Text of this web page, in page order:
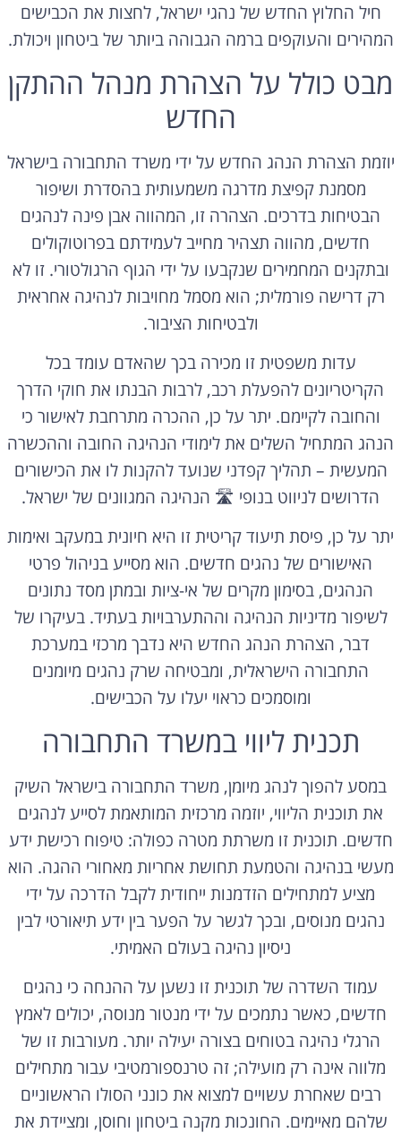
חיל החלוץ החדש של נהגי ישראל, לחצות את הכבישים
המהירים והעוקפים ברמה הגבוהה ביותר של ביטחון ויכולת.
מבט כולל על הצהרת מנהל ההתקן
החדש
יוזמת הצהרת הנהג החדש על ידי משרד התחבורה בישראל
מסמנת קפיצת מדרגה משמעותית בהסדרת ושיפור
הבטיחות בדרכים. הצהרה זו, המהווה אבן פינה לנהגים
חדשים, מהווה תצהיר מחייב לעמידתם בפרוטוקולים
ובתקנים המחמירים שנקבעו על ידי הגוף הרגולטורי. זו לא
רק דרישה פורמלית; הוא מסמל מחויבות לנהיגה אחראית
ולבטיחות הציבור.
עדות משפטית זו מכירה בכך שהאדם עומד בכל
הקריטריונים להפעלת רכב, לרבות הבנתו את חוקי הדרך
והחובה לקיימם. יתר על כן, ההכרה מתרחבת לאישור כי
הנהג המתחיל השלים את לימודי הנהיגה החובה וההכשרה
המעשית – תהליך קפדני שנועד להקנות לו את הכישורים
הדרושים לניווט בנופי 🛣️ הנהיגה המגוונים של ישראל.
יתר על כן, פיסת תיעוד קריטית זו היא חיונית במעקב ואימות
האישורים של נהגים חדשים. הוא מסייע בניהול פרטי
הנהגים, בסימון מקרים של אי-ציות ובמתן מסד נתונים
לשיפור מדיניות הנהיגה וההתערבויות בעתיד. בעיקרו של
דבר, הצהרת הנהג החדש היא נדבך מרכזי במערכת
התחבורה הישראלית, ומבטיחה שרק נהגים מיומנים
ומוסמכים כראוי יעלו על הכבישים.
תכנית ליווי במשרד התחבורה
במסע להפוך לנהג מיומן, משרד התחבורה בישראל השיק
את תוכנית הליווי, יוזמה מרכזית המותאמת לסייע לנהגים
חדשים. תוכנית זו משרתת מטרה כפולה: טיפוח רכישת ידע
מעשי בנהיגה והטמעת תחושת אחריות מאחורי ההגה. הוא
מציע למתחילים הזדמנות ייחודית לקבל הדרכה על ידי
נהגים מנוסים, ובכך לגשר על הפער בין ידע תיאורטי לבין
ניסיון נהיגה בעולם האמיתי.
עמוד השדרה של תוכנית זו נשען על ההנחה כי נהגים
חדשים, כאשר נתמכים על ידי מנטור מנוסה, יכולים לאמץ
הרגלי נהיגה בטוחים בצורה יעילה יותר. מעורבות זו של
מלווה אינה רק מועילה; זה טרנספורמטיבי עבור מתחילים
רבים שאחרת עשויים למצוא את כונני הסולו הראשוניים
שלהם מאיימים. החונכות מקנה ביטחון וחוסן, ומציידת את